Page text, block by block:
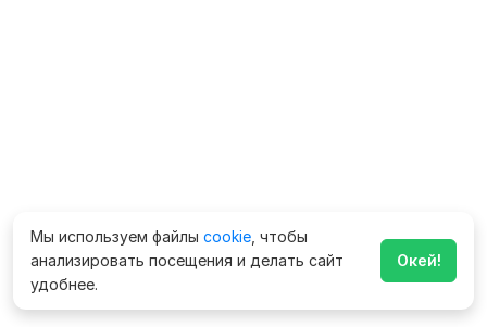
Мы используем файлы cookie , чтобы
анализировать посещения и делать сайт
удобнее.
Окей!